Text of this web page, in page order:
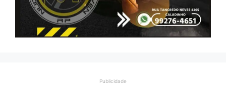
Publicidade